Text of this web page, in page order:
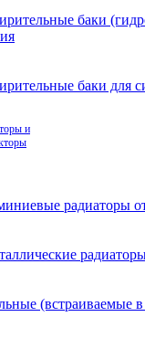
баки
баки для
и
радиаторы
(встраиваемые